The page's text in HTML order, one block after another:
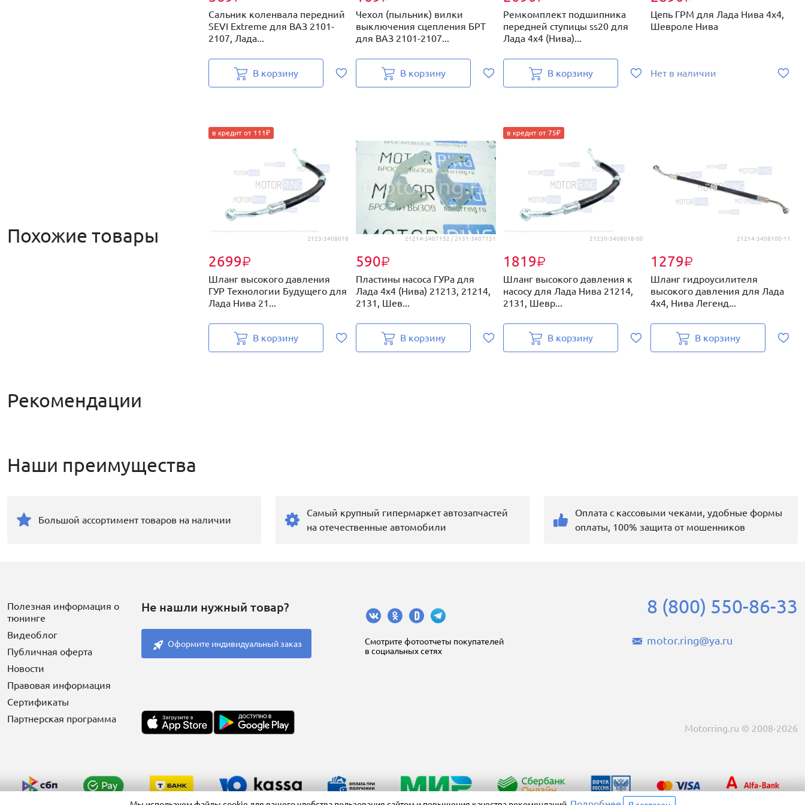
Сальник коленвала передний
SEVI Extreme для ВАЗ 2101-
2107, Лада...
В корзину
Чехол (пыльник) вилки
выключения сцепления БРТ
для ВАЗ 2101-2107...
В корзину
Ремкомплект подшипника
передней ступицы ss20 для
Лада 4х4 (Нива)...
В корзину
Цепь ГРМ для Лада Нива 4х4,
Шевроле Нива
Нет в наличии
Похожие товары 2123-3408018
2699₽
в кредит от 111₽
Шланг высокого давления
ГУР Технологии Будущего для
Лада Нива 21...
В корзину
21214-3407152 / 2131-3407151
590₽
Пластины насоса ГУРа для
Лада 4х4 (Нива) 21213, 21214,
2131, Шев...
В корзину
21230-3408018-00
1819₽
в кредит от 75₽
Шланг высокого давления к
насосу для Лада Нива 21214,
2131, Шевр...
В корзину
21214-3408100-11
1279₽
Шланг гидроусилителя
высокого давления для Лада
4х4, Нива Легенд...
В корзину
Рекомендации
Наши преимущества
Большой ассортимент товаров на наличии
Самый крупный гипермаркет автозапчастей
на отечественные автомобили
Оплата с кассовыми чеками, удобные формы
оплаты, 100% защита от мошенников
Полезная информация о
тюнинге
Видеоблог
Публичная оферта
Новости
Правовая информация
Сертификаты
Партнерская программа
Не нашли нужный товар?
Оформите индивидуальный заказ
Cмотрите фотоотчеты покупателей
в социальных сетях
8 (800) 550-86-33
motor.ring@ya.ru
Motorring.ru © 2008-2026